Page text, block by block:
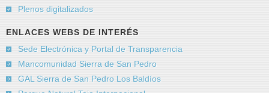
Plenos digitalizados
ENLACES WEBS DE INTERÉS
Sede Electrónica y Portal de Transparencia
Mancomunidad Sierra de San Pedro
GAL Sierra de San Pedro Los Baldíos